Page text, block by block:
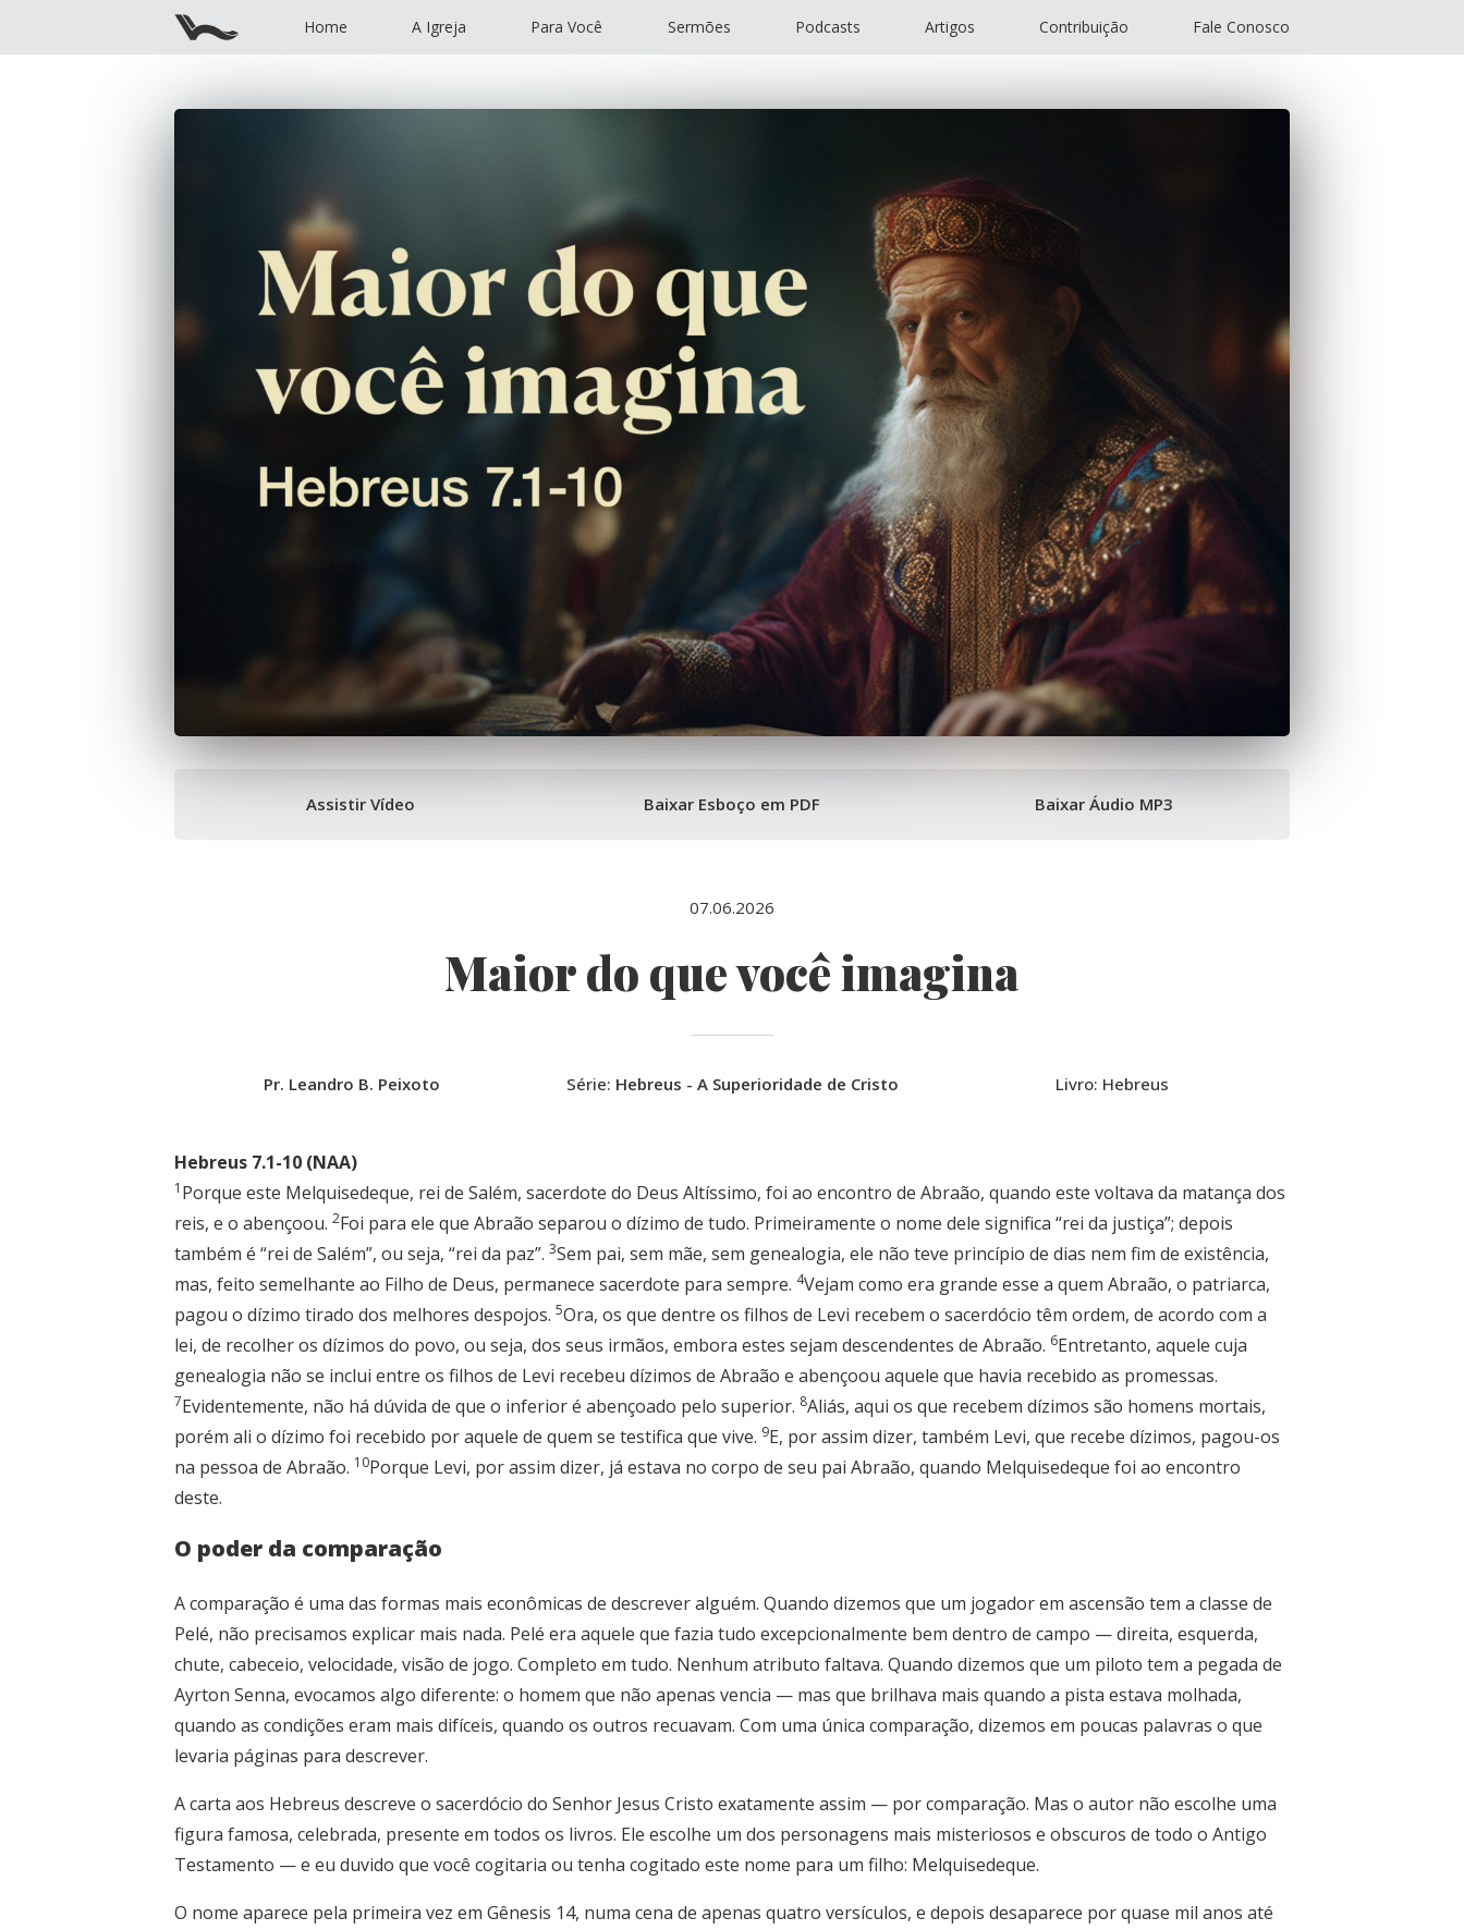
Home A Igreja Para Você Sermões Podcasts Artigos Contribuição Fale Conosco
Assistir Vídeo Baixar Esboço em PDF Baixar Áudio MP3
07.06.2026
Maior do que você imagina
Pr. Leandro B. Peixoto Série: Hebreus - A Superioridade de Cristo Livro: Hebreus
Hebreus 7.1-10 (NAA)
1 Porque este Melquisedeque, rei de Salém, sacerdote do Deus Altíssimo, foi ao encontro de Abraão, quando este voltava da matança dos
reis, e o abençoou. 2Foi para ele que Abraão separou o dízimo de tudo. Primeiramente o nome dele significa “rei da justiça”; depois
também é “rei de Salém”, ou seja, “rei da paz”. 3Sem pai, sem mãe, sem genealogia, ele não teve princípio de dias nem fim de existência,
mas, feito semelhante ao Filho de Deus, permanece sacerdote para sempre. 4Vejam como era grande esse a quem Abraão, o patriarca,
pagou o dízimo tirado dos melhores despojos. 5Ora, os que dentre os filhos de Levi recebem o sacerdócio têm ordem, de acordo com a
lei, de recolher os dízimos do povo, ou seja, dos seus irmãos, embora estes sejam descendentes de Abraão. 6Entretanto, aquele cuja
genealogia não se inclui entre os filhos de Levi recebeu dízimos de Abraão e abençoou aquele que havia recebido as promessas.
7Evidentemente, não há dúvida de que o inferior é abençoado pelo superior. 8Aliás, aqui os que recebem dízimos são homens mortais,
porém ali o dízimo foi recebido por aquele de quem se testifica que vive. 9E, por assim dizer, também Levi, que recebe dízimos, pagou-os
na pessoa de Abraão. 10Porque Levi, por assim dizer, já estava no corpo de seu pai Abraão, quando Melquisedeque foi ao encontro
deste.
O poder da comparação
A comparação é uma das formas mais econômicas de descrever alguém. Quando dizemos que um jogador em ascensão tem a classe de
Pelé, não precisamos explicar mais nada. Pelé era aquele que fazia tudo excepcionalmente bem dentro de campo — direita, esquerda,
chute, cabeceio, velocidade, visão de jogo. Completo em tudo. Nenhum atributo faltava. Quando dizemos que um piloto tem a pegada de
Ayrton Senna, evocamos algo diferente: o homem que não apenas vencia — mas que brilhava mais quando a pista estava molhada,
quando as condições eram mais difíceis, quando os outros recuavam. Com uma única comparação, dizemos em poucas palavras o que
levaria páginas para descrever.
A carta aos Hebreus descreve o sacerdócio do Senhor Jesus Cristo exatamente assim — por comparação. Mas o autor não escolhe uma
figura famosa, celebrada, presente em todos os livros. Ele escolhe um dos personagens mais misteriosos e obscuros de todo o Antigo
Testamento — e eu duvido que você cogitaria ou tenha cogitado este nome para um filho: Melquisedeque.
O nome aparece pela primeira vez em Gênesis 14, numa cena de apenas quatro versículos, e depois desaparece por quase mil anos até